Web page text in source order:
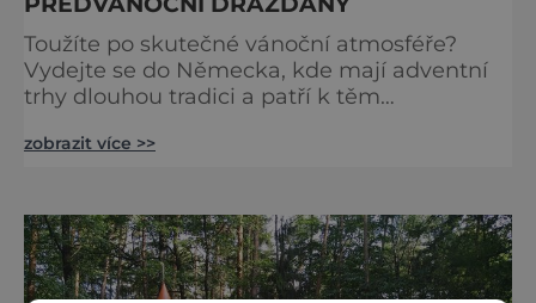
Toužíte po skutečné vánoční atmosféře?
Vydejte se do Německa, kde mají adventní
trhy dlouhou tradici a patří k těm
českým hranicím najdete v Drážďanech –
S norimberským Christkindlesmarktem se
drážďanské vánoční trhy každoročně
přetahují o pozici nejnavštěvovanějších t
zobrazit více >>